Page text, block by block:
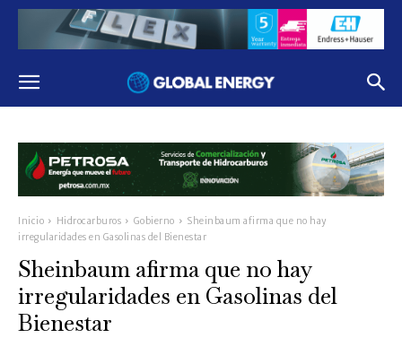
Inicio Hidrocarburos Gobierno
Sheinbaum afirma que no hay
irregularidades en Gasolinas del Bienestar
Sheinbaum afirma que no hay
irregularidades en Gasolinas del
Bienestar